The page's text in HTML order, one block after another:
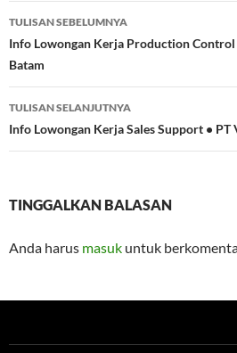
Navigasi
Tulisan
TULISAN SEBELUMNYA
Info Lowongan Kerja Production Control
Batam
TULISAN SELANJUTNYA
Info Lowongan Kerja Sales Support • PT
TINGGALKAN BALASAN
Anda harus masuk untuk